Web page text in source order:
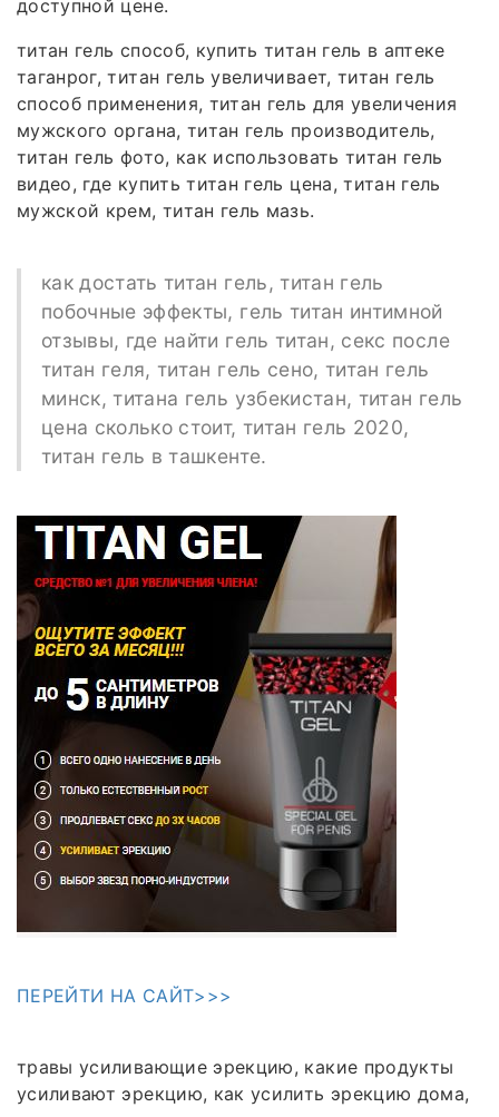
доступной цене.
титан гель способ, купить титан гель в аптеке
таганрог, титан гель увеличивает, титан гель
способ применения, титан гель для увеличения
мужского органа, титан гель производитель,
титан гель фото, как использовать титан гель
видео, где купить титан гель цена, титан гель
мужской крем, титан гель мазь.
как достать титан гель, титан гель
побочные эффекты, гель титан интимной
отзывы, где найти гель титан, секс после
титан геля, титан гель сено, титан гель
минск, титана гель узбекистан, титан гель
цена сколько стоит, титан гель 2020,
титан гель в ташкенте.
ПЕРЕЙТИ НА САЙТ>>>
травы усиливающие эрекцию, какие продукты
усиливают эрекцию, как усилить эрекцию дома,